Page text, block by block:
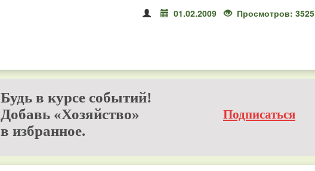
01.02.2009 Просмотров: 3525
Будь в курсе событий!
Добавь «Хозяйство»
в избранное.
Подписаться